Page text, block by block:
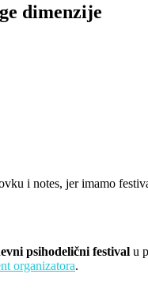
dimenzije
i notes, jer imamo
psihodelični festival u
organizatora.